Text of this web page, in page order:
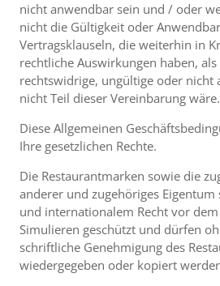
nicht anwendbar sein und / oder
nicht die Gültigkeit oder
Vertragsklauseln, die weiterhin in
rechtliche Auswirkungen haben,
rechtswidrige, ungültige oder nicht
nicht Teil dieser Vereinbarung wäre.
Diese Allgemeinen
Ihre gesetzlichen Rechte.
Die Restaurantmarken sowie die
anderer und zugehöriges
und internationalem Recht vor
Simulieren geschützt und dürfen
schriftliche Genehmigung des
wiedergegeben oder kopiert